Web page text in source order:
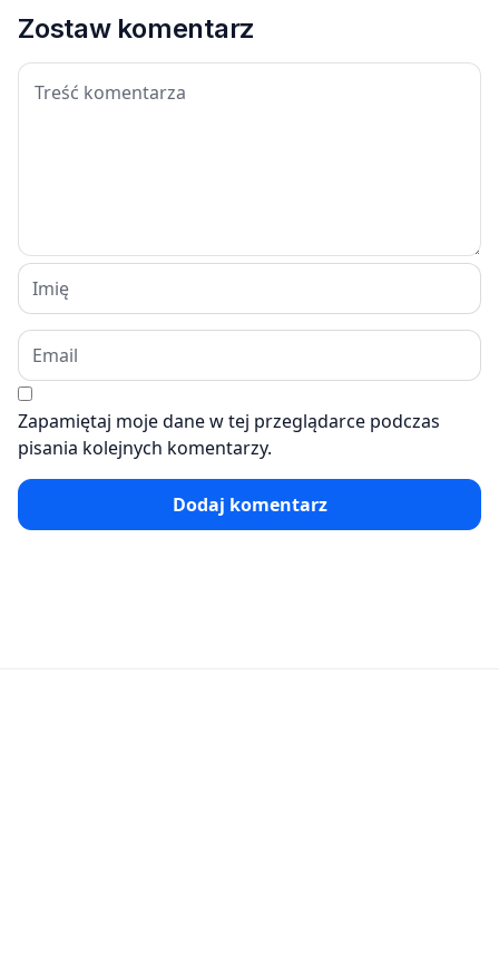
Zostaw komentarz
Zapamiętaj moje dane w tej przeglądarce podczas
pisania kolejnych komentarzy.
Dodaj komentarz